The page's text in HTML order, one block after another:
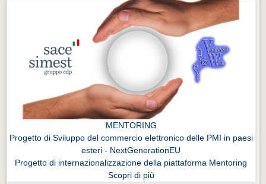
MENTORING
Progetto di Sviluppo del commercio elettronico delle PMI in paesi
esteri - NextGenerationEU
Progetto di internazionalizzazione della piattaforma Mentoring
Scopri di più